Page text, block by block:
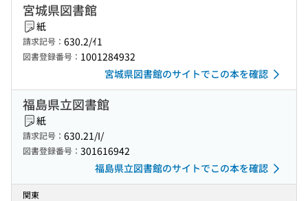
宮城県図書館
紙
請求記号： 630.2/ｲ1
図書登録番号： 1001284932
宮城県図書館のサイトでこの本を確認
福島県立図書館
紙
請求記号： 630.21/I/
図書登録番号： 301616942
福島県立図書館のサイトでこの本を確認
関東